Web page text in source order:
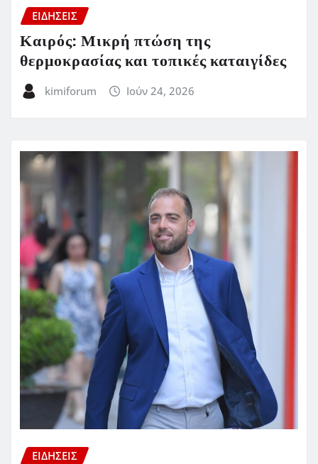
ΕΙΔΗΣΕΙΣ
Καιρός: Μικρή πτώση της
θερμοκρασίας και τοπικές καταιγίδες
kimiforum Ιούν 24, 2026
ΕΙΔΗΣΕΙΣ